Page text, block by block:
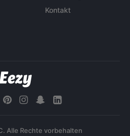
Kontakt
Alle Rechte vorbehalten